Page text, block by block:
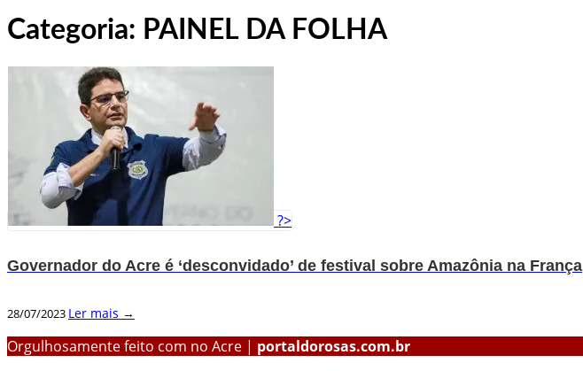
Categoria: PAINEL DA FOLHA
?>
Governador do Acre é ‘desconvidado’ de festival sobre Amazônia na França
28/07/2023 Ler mais →
Orgulhosamente feito com no Acre | portaldorosas.com.br